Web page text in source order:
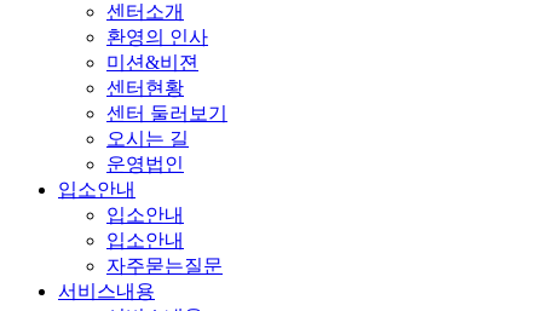
센터소개
환영의 인사
미션&비젼
센터현황
센터 둘러보기
오시는 길
운영법인
입소안내
입소안내
입소안내
자주묻는질문
서비스내용